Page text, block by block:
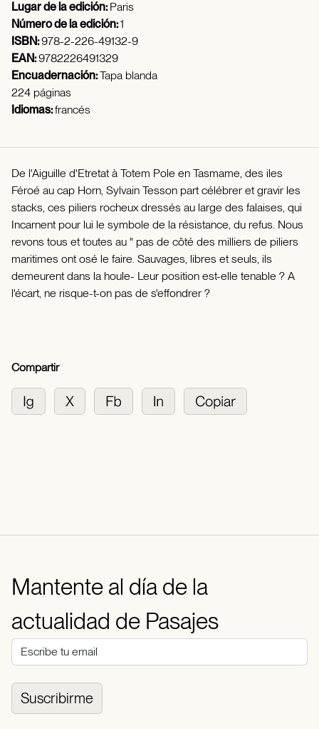
Lugar de la edición:Paris
Número de la edición:1
ISBN:978-2-226-49132-9
EAN:9782226491329
Encuadernación:Tapa blanda
224 páginas
Idiomas:francés
De l'Aiguille d'Etretat à Totem Pole en Tasmame, des iles
Féroé au cap Horn, Sylvain Tesson part célébrer et gravir les
stacks, ces piliers rocheux dressés au large des falaises, qui
Incarnent pour lui le symbole de la résistance, du refus. Nous
revons tous et toutes au " pas de côté des milliers de piliers
maritimes ont osé le faire. Sauvages, libres et seuls, ils
demeurent dans la houle- Leur position est-elle tenable ? A
l'écart, ne risque-t-on pas de s'effondrer ?
Compartir
Mantente al día de la
actualidad de Pasajes
Suscribirme